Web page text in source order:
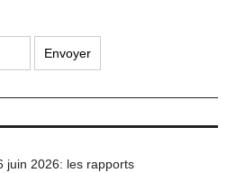
juin 2026: les rapports